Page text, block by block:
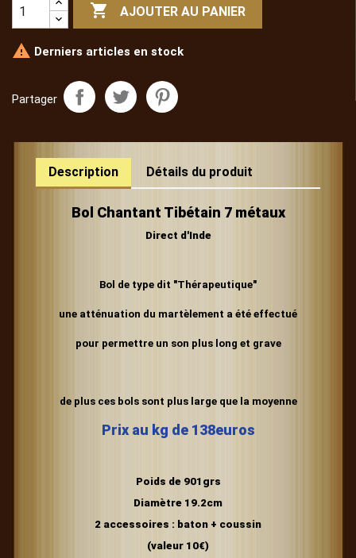
 AJOUTER AU PANIER
 Derniers articles en stock
Partager
Description Détails du produit
Bol Chantant Tibétain 7 métaux
Direct d'Inde
Bol de type dit "Thérapeutique"
une atténuation du martèlement a été effectué
pour permettre un son plus long et grave
de plus ces bols sont plus large que la moyenne
Prix au kg de 138euros
Poids de 901grs
Diamètre 19.2cm
2 accessoires : baton + coussin
(valeur 10€)